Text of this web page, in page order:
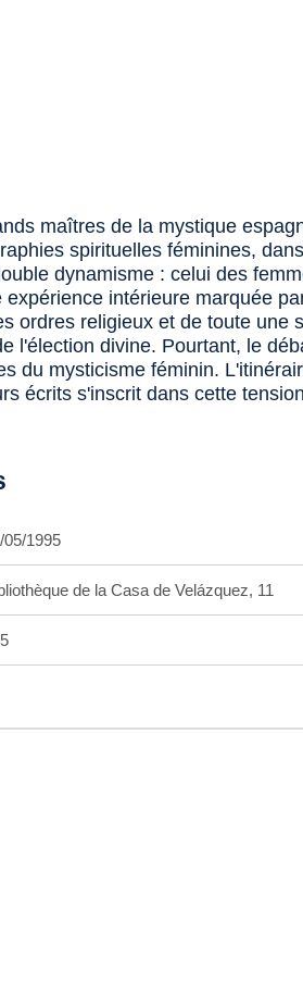
maîtres de la mystique
spirituelles féminines,
dynamisme : celui des
intérieure marquée
ordres religieux et de toute une
l'élection divine. Pourtant, le
du mysticisme féminin.
écrits s'inscrit dans cette
05/1995
de la Casa de Velázquez, 11